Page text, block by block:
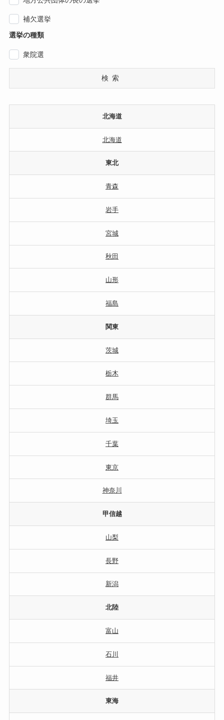
補欠選挙
選挙の種類
衆院選
検索
北海道
北海道
東北
青森
岩手
宮城
秋田
山形
福島
関東
茨城
栃木
群馬
埼玉
千葉
東京
神奈川
甲信越
山梨
長野
新潟
北陸
富山
石川
福井
東海